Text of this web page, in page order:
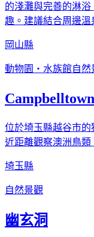
的淺灘與完善的淋
趣。建議結合周邊溫
岡山縣
動物園・水族館自然
位於埼玉縣越谷市
近距離觀察澳洲鳥類
埼玉縣
自然景觀
幽玄洞